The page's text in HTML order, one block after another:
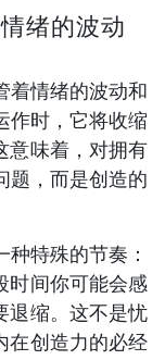
绪的波动
着情绪的波动和
作时，它将收缩
意味着，对拥有
题，而是创造的
特殊的节奏：
时间你可能会感
退缩。这不是忧
在创造力的必经